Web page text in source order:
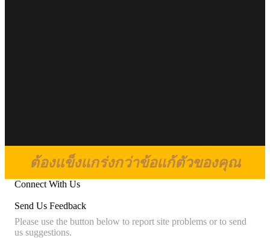
ต้องแข็งแกร่งกว่าข้อแก้ตัวของคุณ
Connect With Us
Send Us Feedback
Please use the button below to report site problems or to send
us suggestions.